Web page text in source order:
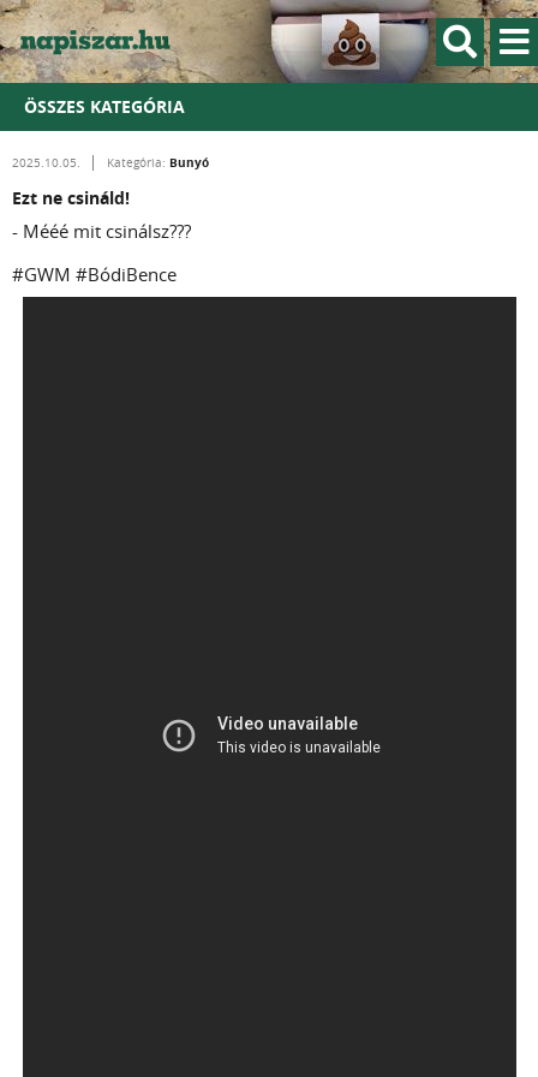
ÖSSZES KATEGÓRIA
2025.10.05. Kategória: Bunyó
Ezt ne csináld!
- Mééé mit csinálsz???
#GWM #BódiBence